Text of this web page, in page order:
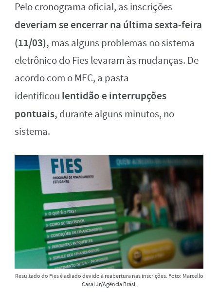
Pelo cronograma oficial, as inscrições
deveriam se encerrar na última sexta-feira
(11/03), mas alguns problemas no sistema
eletrônico do Fies levaram às mudanças. De
acordo com o MEC, a pasta
identificou lentidão e interrupções
pontuais, durante alguns minutos, no
sistema.
Resultado do Fies é adiado devido à reabertura nas inscrições. Foto: Marcello
Casal Jr/Agência Brasil